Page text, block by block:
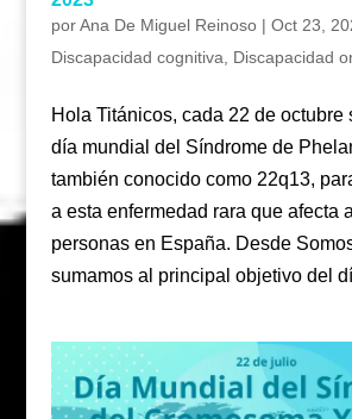
porAna De Miguel Reinoso| Oct 23,
Discapacidad cognitiva
Discapacidad
Hola Titánicos, cada 22 de octubre
día mundial del Síndrome de
también conocido como 22q13,
a esta enfermedad rara que afecta
personas en España. Desde
sumamos al principal objetivo del